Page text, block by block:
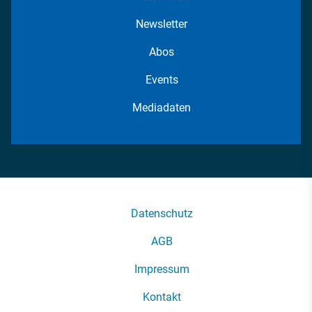
Newsletter
Abos
Events
Mediadaten
Datenschutz
AGB
Impressum
Kontakt